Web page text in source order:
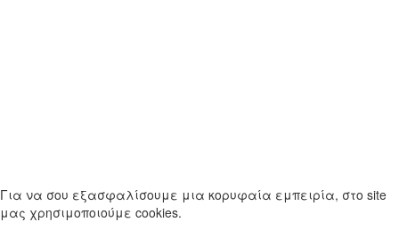
Για να σου εξασφαλίσουμε μια κορυφαία εμπειρία, στο site
μας χρησιμοποιούμε cookies.